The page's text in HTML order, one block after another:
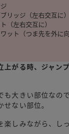
リッジ（左右交互に）
（左右交互に）
ット（つま先を外に
上がる時、ジャン
も大きい部位なの
ない部位。
楽しみながら、し